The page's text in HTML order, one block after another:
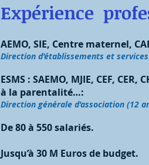
Expérience
AEMO, SIE, Centre maternel,
Direction d’établissements et
ESMS : SAEMO, MJIE, CEF,
à la parentalité…:
Direction générale d’association (12
De 80 à 550 salariés.
Jusqu’à 30 M Euros de budget.